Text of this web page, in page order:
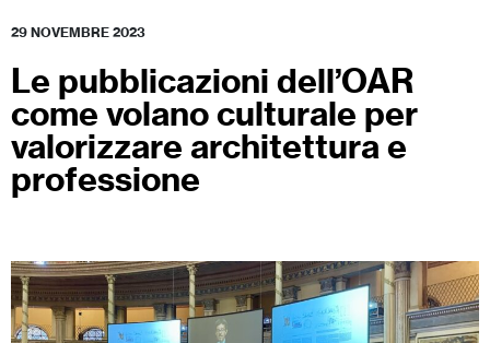
29 NOVEMBRE 2023
Le pubblicazioni dell’OAR
come volano culturale per
valorizzare architettura e
professione